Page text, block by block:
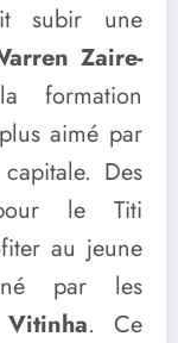
subir une
Zaire-
aimé par
Des
pour le Titi
au jeune
par les
Vitinha. Ce